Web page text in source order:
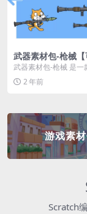
武器素材包-枪械【
武器素材包-枪械 是一
发者和创作者设计的素
多种高质量的枪械...
2 年前
游戏素
Scratch